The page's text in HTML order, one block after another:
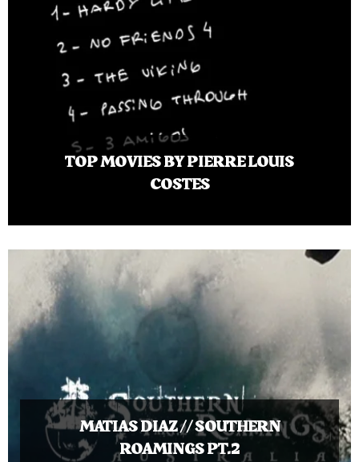
TOP MOVIES BY PIERRE LOUIS
COSTES
MATIAS DIAZ // SOUTHERN
ROAMINGS PT.2